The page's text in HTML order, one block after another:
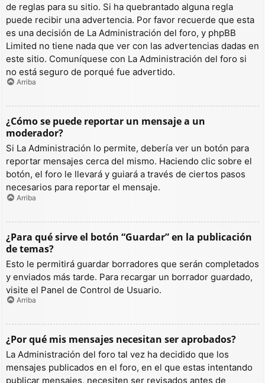
de reglas para su sitio. Si ha quebrantado alguna regla
puede recibir una advertencia. Por favor recuerde que esta
es una decisión de La Administración del foro, y phpBB
Limited no tiene nada que ver con las advertencias dadas en
este sitio. Comuníquese con La Administración del foro si
no está seguro de porqué fue advertido.
Arriba
¿Cómo se puede reportar un mensaje a un
moderador?
Si La Administración lo permite, debería ver un botón para
reportar mensajes cerca del mismo. Haciendo clic sobre el
botón, el foro le llevará y guiará a través de ciertos pasos
necesarios para reportar el mensaje.
Arriba
¿Para qué sirve el botón “Guardar” en la publicación
de temas?
Esto le permitirá guardar borradores que serán completados
y enviados más tarde. Para recargar un borrador guardado,
visite el Panel de Control de Usuario.
Arriba
¿Por qué mis mensajes necesitan ser aprobados?
La Administración del foro tal vez ha decidido que los
mensajes publicados en el foro, en el que estas intentando
publicar mensajes, necesiten ser revisados antes de